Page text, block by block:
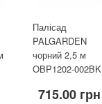
Палісад
PALGARDEN
чорний 2,5 м
OBP1202-002BK
715.00 грн